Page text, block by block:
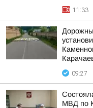
11:33
09:27
МВД по